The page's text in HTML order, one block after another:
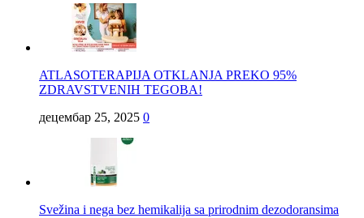
ATLASOTERAPIJA OTKLANJA PREKO 95%
ZDRAVSTVENIH TEGOBA!
децембар 25, 2025 0
Svežina i nega bez hemikalija sa prirodnim dezodoransima